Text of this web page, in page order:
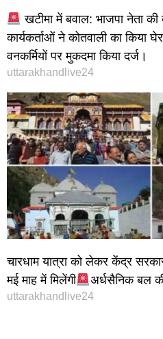
खटीमा में बवाल: भाजपा नेता की
कार्यकर्ताओं ने कोतवाली का किया
वनकर्मियों पर मुकदमा किया दर्ज।
uttarakhandlive24
चारधाम यात्रा को लेकर केंद्र
मई माह में मिलेंगी
अर्धसैनिक बल
uttarakhandlive24